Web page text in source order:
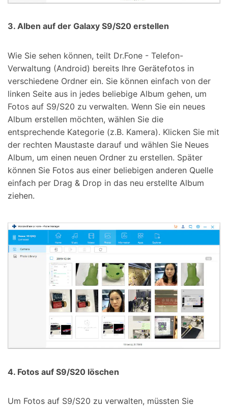
3. Alben auf der Galaxy S9/S20 erstellen
Wie Sie sehen können, teilt Dr.Fone - Telefon-
Verwaltung (Android) bereits Ihre Gerätefotos in
verschiedene Ordner ein. Sie können einfach von der
linken Seite aus in jedes beliebige Album gehen, um
Fotos auf S9/S20 zu verwalten. Wenn Sie ein neues
Album erstellen möchten, wählen Sie die
entsprechende Kategorie (z.B. Kamera). Klicken Sie mit
der rechten Maustaste darauf und wählen Sie Neues
Album, um einen neuen Ordner zu erstellen. Später
können Sie Fotos aus einer beliebigen anderen Quelle
einfach per Drag & Drop in das neu erstellte Album
ziehen.
4. Fotos auf S9/S20 löschen
Um Fotos auf S9/S20 zu verwalten, müssten Sie